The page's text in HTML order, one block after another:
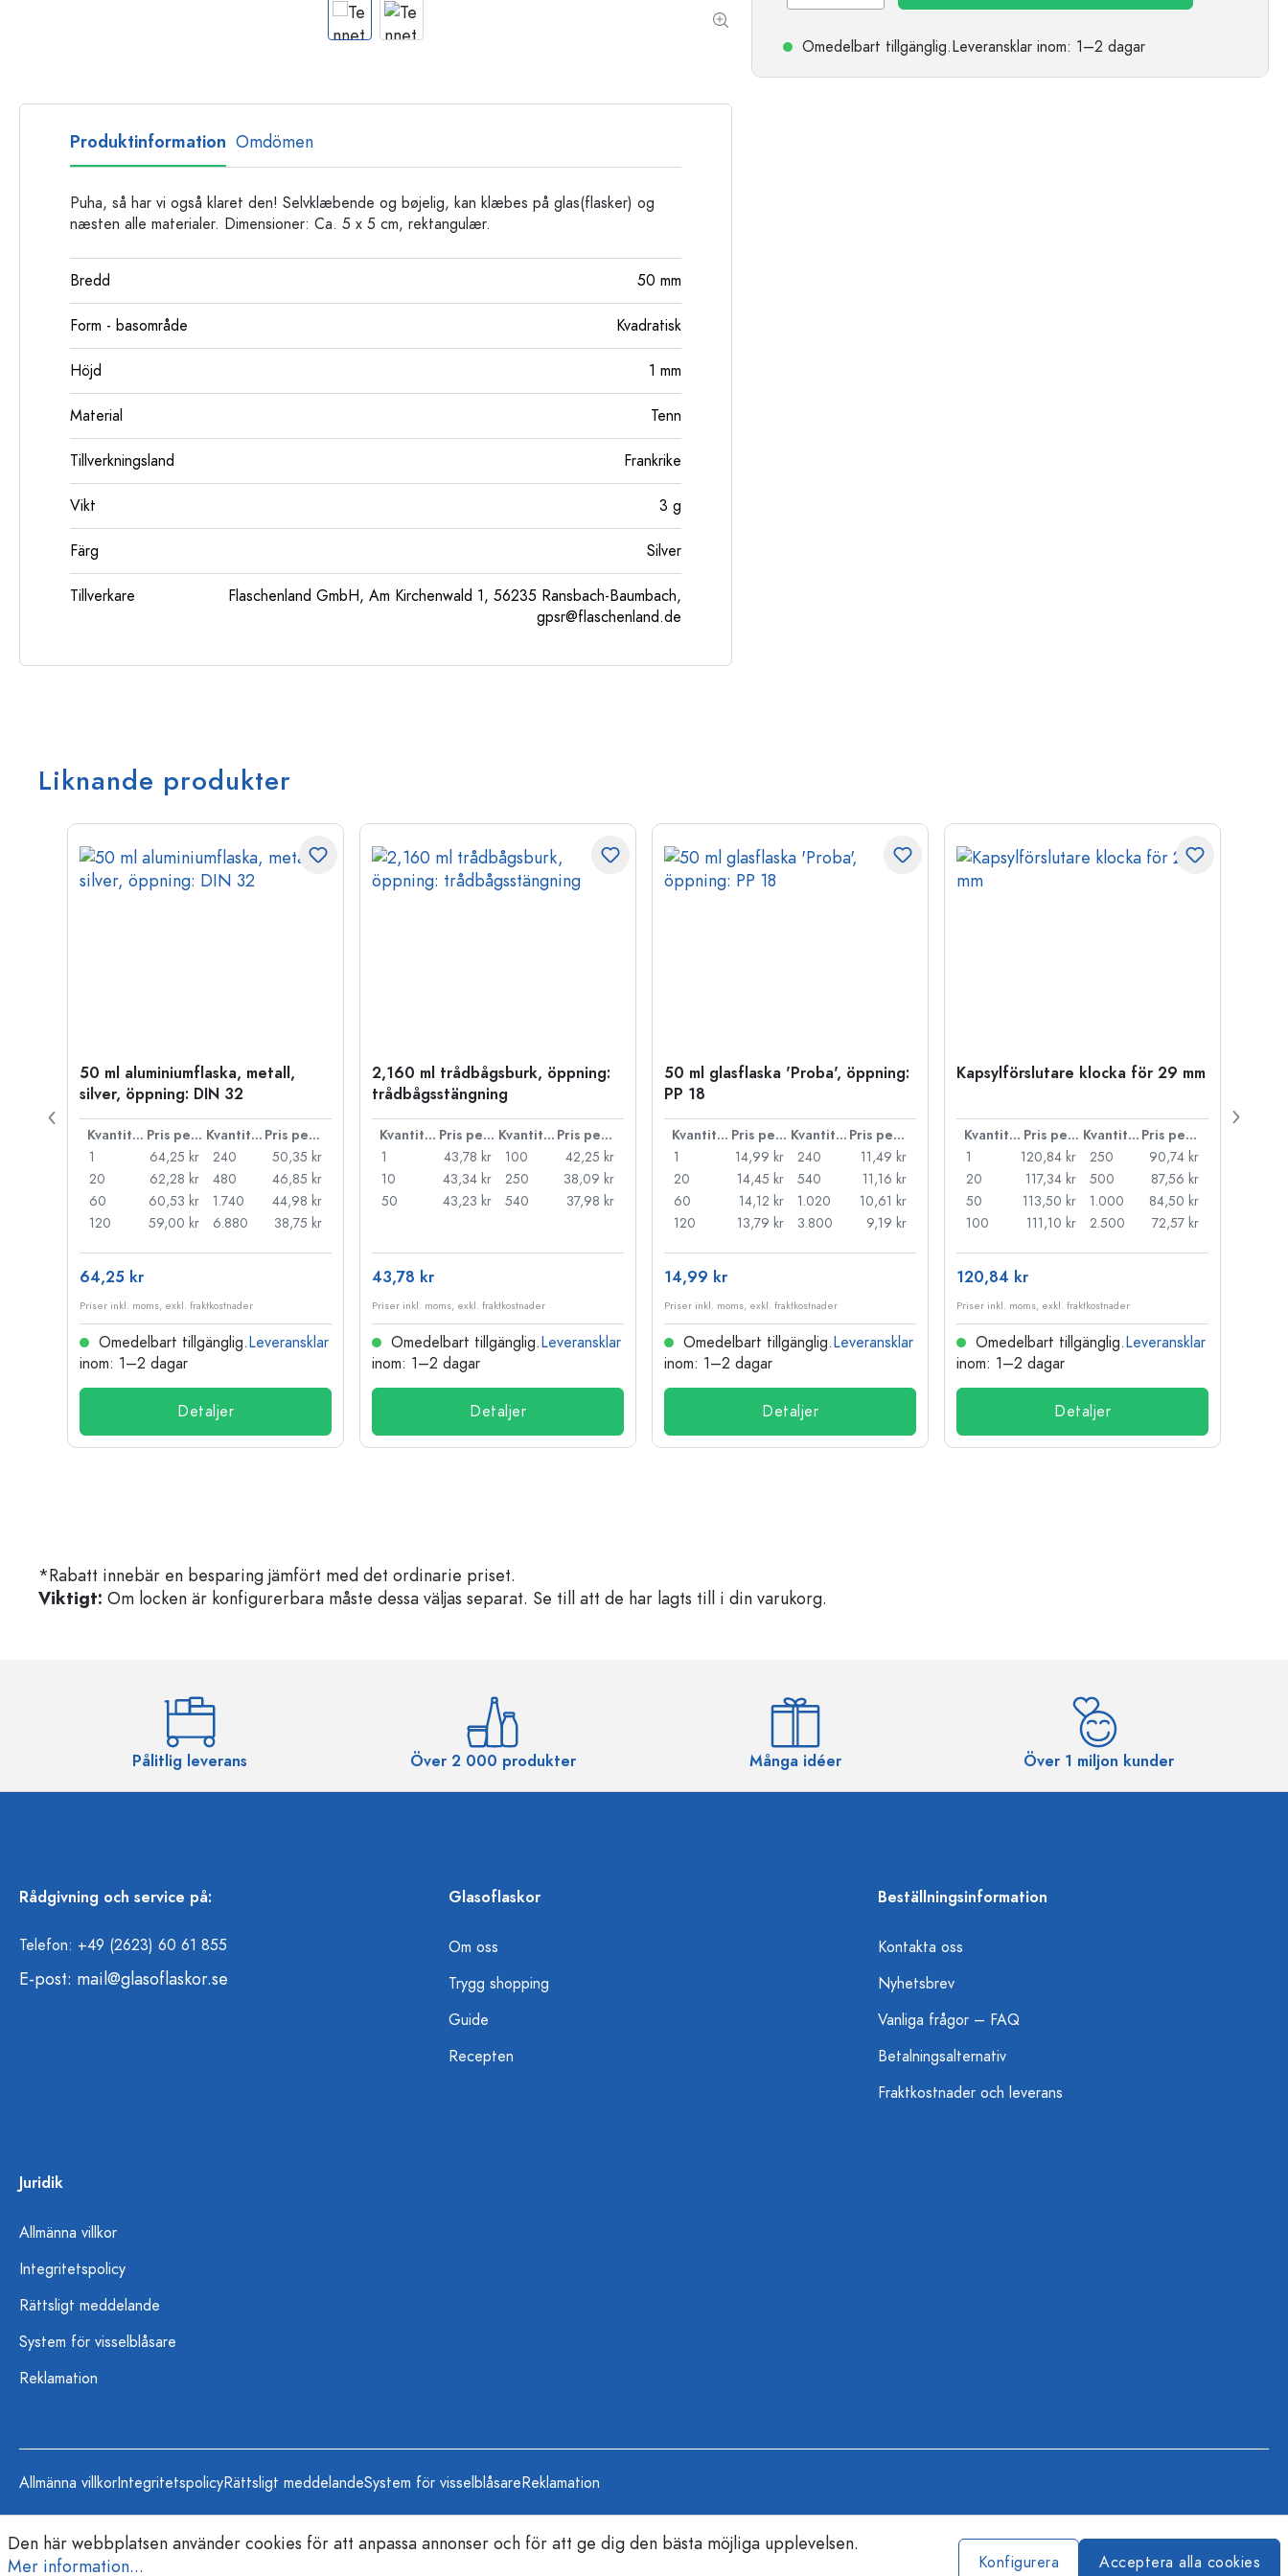
Omedelbart tillgänglig.Leveransklar inom: 1–2 dagar
Produktinformation Omdömen
Puha, så har vi også klaret den! Selvklæbende og bøjelig, kan klæbes på glas(flasker) og
næsten alle materialer. Dimensioner: Ca. 5 x 5 cm, rektangulær.
Bredd 50 mm
Form - basområde Kvadratisk
Höjd 1 mm
Material Tenn
Tillverkningsland Frankrike
Vikt 3 g
Färg Silver
Tillverkare
Flaschenland GmbH, Am Kirchenwald 1, 56235 Ransbach-Baumbach,
gpsr@flaschenland.de
Liknande produkter
50 ml aluminiumflaska, metall,
silver, öppning: DIN 32
Kvantitet Pris per styck Kvantitet
Pris per styck
1
64,25 kr
20
62,28 kr
60
60,53 kr
120
59,00 kr
240
50,35 kr
480
46,85 kr
1.740
44,98 kr
6.880
38,75 kr
64,25 kr
Priser inkl. moms, exkl. fraktkostnader
Omedelbart tillgänglig.Leveransklar
inom: 1–2 dagar
Detaljer
2,160 ml trådbågsburk, öppning:
trådbågsstängning
Kvantitet Pris per styck Kvantitet
Pris per styck
1
43,78 kr
10
43,34 kr
50
43,23 kr
100
42,25 kr
250
38,09 kr
540
37,98 kr
43,78 kr
Priser inkl. moms, exkl. fraktkostnader
Omedelbart tillgänglig.Leveransklar
inom: 1–2 dagar
Detaljer
50 ml glasflaska 'Proba', öppning:
PP 18
Kvantitet Pris per styck Kvantitet
Pris per styck
1
14,99 kr
20
14,45 kr
60
14,12 kr
120
13,79 kr
240
11,49 kr
540
11,16 kr
1.020
10,61 kr
3.800
9,19 kr
14,99 kr
Priser inkl. moms, exkl. fraktkostnader
Omedelbart tillgänglig.Leveransklar
inom: 1–2 dagar
Detaljer
Kapsylförslutare klocka för 29 mm
Kvantitet Pris per styck Kvantitet
Pris per styck
1
120,84 kr
20
117,34 kr
50
113,50 kr
100
111,10 kr
250
90,74 kr
500
87,56 kr
1.000
84,50 kr
2.500
72,57 kr
120,84 kr
Priser inkl. moms, exkl. fraktkostnader
Omedelbart tillgänglig.Leveransklar
inom: 1–2 dagar
Detaljer
*Rabatt innebär en besparing jämfört med det ordinarie priset.
Viktigt: Om locken är konfigurerbara måste dessa väljas separat. Se till att de har lagts till i din varukorg.
Pålitlig leverans Över 2 000 produkter Många idéer Över 1 miljon kunder
Rådgivning och service på:
Telefon: +49 (2623) 60 61 855
E-post: mail@glasoflaskor.se
Glasoflaskor
Om oss
Trygg shopping
Guide
Recepten
Beställningsinformation
Kontakta oss
Nyhetsbrev
Vanliga frågor – FAQ
Betalningsalternativ
Fraktkostnader och leverans
Juridik
Allmänna villkor
Integritetspolicy
Rättsligt meddelande
System för visselblåsare
Reklamation
Allmänna villkorIntegritetspolicyRättsligt meddelandeSystem för visselblåsareReklamation
Den här webbplatsen använder cookies för att anpassa annonser och för att ge dig den bästa möjliga upplevelsen.
Mer information...
Konfigurera Acceptera alla cookies